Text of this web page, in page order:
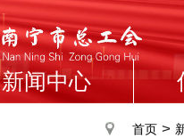
新闻中心
首页 >